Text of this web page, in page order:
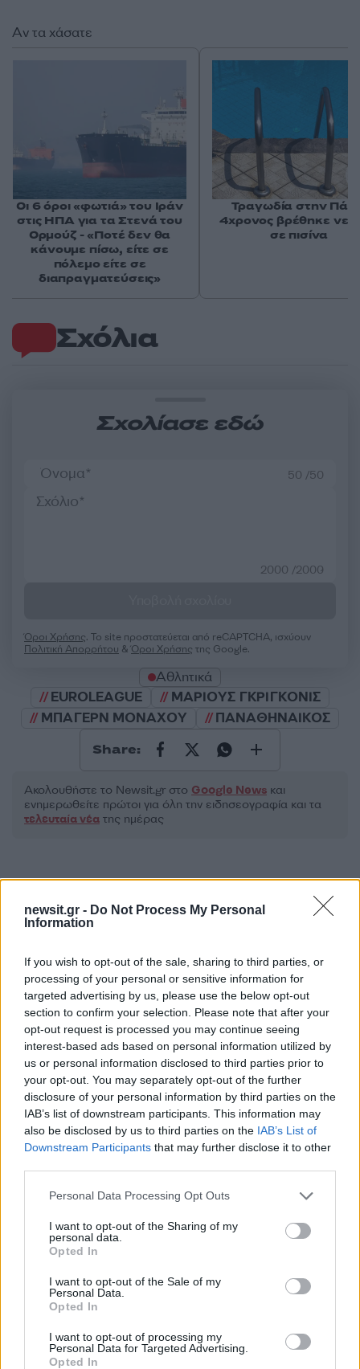
newsit.gr - Do Not Process My Personal
Information
If you wish to opt-out of the sale, sharing to third parties, or
processing of your personal or sensitive information for
targeted advertising by us, please use the below opt-out
section to confirm your selection. Please note that after your
opt-out request is processed you may continue seeing
interest-based ads based on personal information utilized by
us or personal information disclosed to third parties prior to
your opt-out. You may separately opt-out of the further
disclosure of your personal information by third parties on the
IAB’s list of downstream participants. This information may
also be disclosed by us to third parties on the IAB’s List of
Downstream Participants that may further disclose it to other
Please note that this website/app uses one or more Google
not limited to your visit or usage behaviour. You may click to
grant or deny consent to Google and its third-party tags to
use your data for below specified purposes in below Google
consent section.
Personal Data Processing Opt Outs
I want to opt-out of the Sharing of my
personal data.
Opted In
I want to opt-out of the Sale of my
Personal Data.
Opted In
I want to opt-out of processing my
Personal Data for Targeted Advertising.
Opted In
Σχόλια
Σχολίασε εδώ
50 /50
2000 /2000
Όροι Χρήσης. Το site προστατεύεται από reCAPTCHA, ισχύουν
Πολιτική Απορρήτου &Όροι Χρήσης της Google.
Αθλητικά
EUROLEAGUE
ΜΑΡΙΟΥΣ ΓΚΡΙΓΚΟΝΙΣ
ΜΠΑΓΕΡΝ ΜΟΝΑΧΟΥ
ΠΑΝΑΘΗΝΑΙΚΟΣ
Share:
Ακολουθήστε το Νewsit.gr στο Google News και
ενημερωθείτε πρώτοι για όλη την ειδησεογραφία και τα
τελευταία νέα της ημέρας
Αν τα χάσατε
Οι 6 όροι «φωτιά» του Ιράν
στις ΗΠΑ για τα Στενά του
Ορμούζ - «Ποτέ δεν θα
κάνουμε πίσω, είτε σε
πόλεμο είτε σε
διαπραγματεύσεις»
Τραγωδία στην
4χρονος βρέθηκε
σε πισίνα
Πιο δημοφιλή
1 Ryanair: «Ένα κομμάτι του προσώπου του
ήταν σαν πλαστελίνη», συγκλονίζει η
επιβάτιδα που έσωσε τον Σέρβο όταν
έσπασε το παράθυρο του αεροπλάνου
2Ανησυχία από το ξέσπασμα του ιού του
Δυτικού Νείλου με κρούσματα στην Αττική
- «Καμπανάκι» από τον Ιατρικό Σύλλογο
Αθηνών για την προστασία της δημόσιας
υγείας
3Φωτιά σε κατάστημα στον Άλιμο –
Εκκενώθηκε πολυκατοικία
4Νέος «Αντεροβγάλτης» στο Λονδίνο βίαζε
συλληφθεί και αφέθηκε ελεύθερος
Με 40άρια κορυφώνεται το κύμα ζέστης -
και μέχρι πότε θα κρατήσουν τα μελτέμια
Πιο σχολιασμένα
Marfin: Η 46χρονη πήρε προθεσμία για
να απολογηθεί την Τρίτη – «Είναι αθώα,
συμμετείχε στη διαδήλωση όπως και
100.000 άτομα»